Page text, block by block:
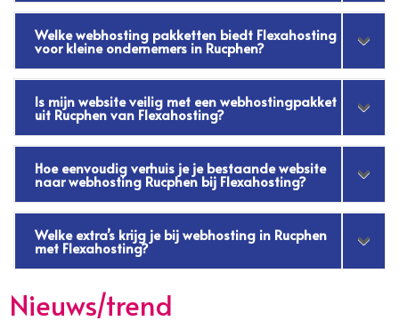
Welke webhosting pakketten biedt Flexahosting
voor kleine ondernemers in Rucphen?
Is mijn website veilig met een webhostingpakket
uit Rucphen van Flexahosting?
Hoe eenvoudig verhuis je je bestaande website
naar webhosting Rucphen bij Flexahosting?
Welke extra’s krijg je bij webhosting in Rucphen
met Flexahosting?
Nieuws/trend